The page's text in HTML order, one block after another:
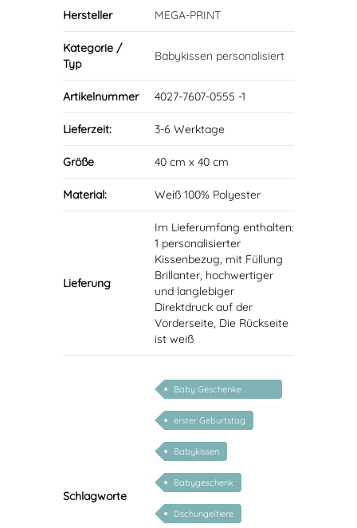
Hersteller MEGA-PRINT
Kategorie /
Typ
Babykissen personalisiert
Artikelnummer 4027-7607-0555 -1
Lieferzeit: 3-6 Werktage
Größe 40 cm x 40 cm
Material: Weiß 100% Polyester
Lieferung
Im Lieferumfang enthalten:
1 personalisierter
Kissenbezug, mit Füllung
Brillanter, hochwertiger
und langlebiger
Direktdruck auf der
Vorderseite, Die Rückseite
ist weiß
Schlagworte
Baby Geschenke
personalisierbar
erster Geburtstag
Babykissen
Babygeschenk
Dschungeltiere